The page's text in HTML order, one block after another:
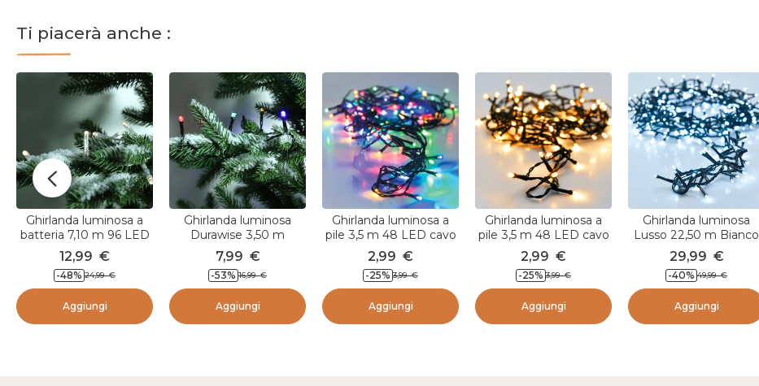
Ti piacerà anche :
Ghirlanda luminosa a
batteria 7,10 m 96 LED
cavo trasparente
Durawise Bianco caldo
12,99 €
-48% 24,99 €
Aggiungi
Ghirlanda luminosa
Durawise 3,50 m
Multicolore 48 LED
7,99 €
-53% 16,99 €
Aggiungi
Ghirlanda luminosa a
pile 3,5 m 48 LED cavo
nero Lusso Multicolore
2,99 €
-25% 3,99 €
Aggiungi
Ghirlanda luminosa a
pile 3,5 m 48 LED cavo
nero Lusso Bianco
caldo
2,99 €
-25% 3,99 €
Aggiungi
Ghirlanda luminosa
Lusso 22,50 m Bianco
freddo 1000 LED CV
29,99 €
-40% 49,99 €
Aggiungi